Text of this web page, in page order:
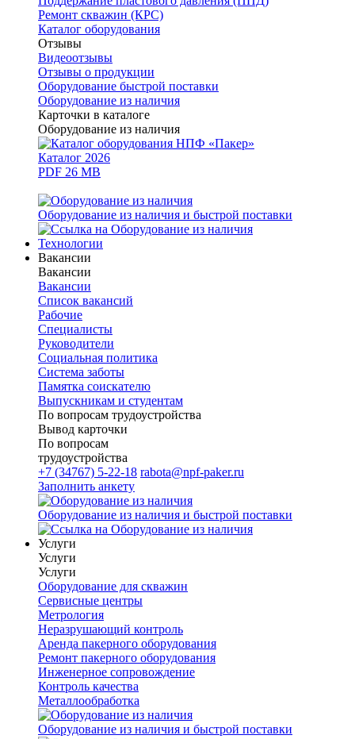
Ремонт скважин (КРС)
Каталог оборудования
Отзывы
Видеоотзывы
Отзывы о продукции
Оборудование быстрой поставки
Оборудование из наличия
Карточки в каталоге
Оборудование из наличия
Каталог 2026
PDF 26 MB
Оборудование из наличия и быстрой поставки
Технологии
Вакансии
Вакансии
Вакансии
Список вакансий
Рабочие
Специалисты
Руководители
Cоциальная политика
Система заботы
Памятка соискателю
Выпускникам и студентам
По вопросам трудоустройства
Вывод карточки
По вопросам
трудоустройства
+7 (34767) 5-22-18 rabota@npf-paker.ru
Заполнить анкету
Оборудование из наличия и быстрой поставки
Услуги
Услуги
Услуги
Оборудование для скважин
Сервисные центры
Метрология
Неразрушающий контроль
Аренда пакерного оборудования
Ремонт пакерного оборудования
Инженерное сопровождение
Контроль качества
Металлообработка
Оборудование из наличия и быстрой поставки